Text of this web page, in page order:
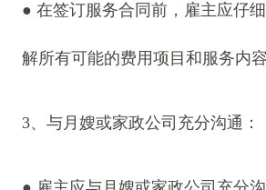
● 在签订服务合同前，雇主应仔
解所有可能的费用项目和服务内容
3、与月嫂或家政公司充分沟通：